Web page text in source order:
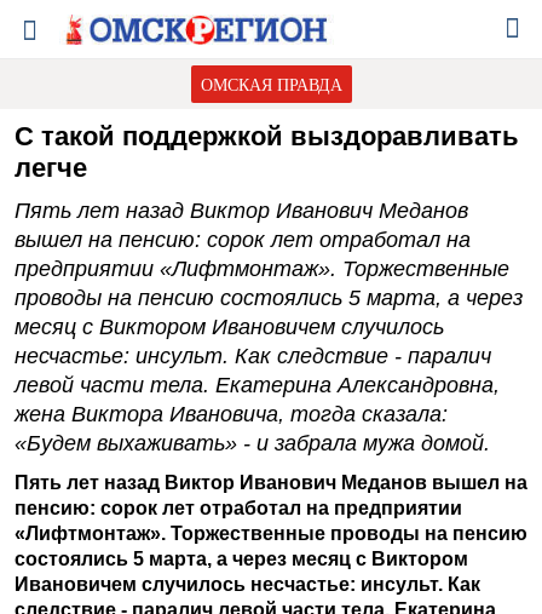
ОМСКАЯ ПРАВДА
С такой поддержкой выздоравливать
легче
Пять лет назад Виктор Иванович Меданов
вышел на пенсию: сорок лет отработал на
предприятии «Лифтмонтаж». Торжественные
проводы на пенсию состоялись 5 марта, а через
месяц с Виктором Ивановичем случилось
несчастье: инсульт. Как следствие - паралич
левой части тела. Екатерина Александровна,
жена Виктора Ивановича, тогда сказала:
«Будем выхаживать» - и забрала мужа домой.
Пять лет назад Виктор Иванович Меданов вышел на
пенсию: сорок лет отработал на предприятии
«Лифтмонтаж». Торжественные проводы на пенсию
состоялись 5 марта, а через месяц с Виктором
Ивановичем случилось несчастье: инсульт. Как
следствие - паралич левой части тела. Екатерина